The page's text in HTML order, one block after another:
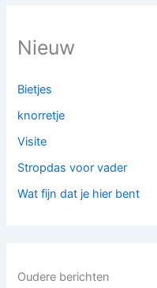
Nieuw
Bietjes
knorretje
Visite
Stropdas voor vader
Wat fijn dat je hier bent
Oudere berichten